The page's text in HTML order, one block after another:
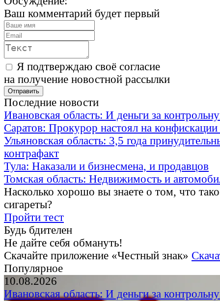
Ваш комментарий будет первый
Я подтверждаю своё согласие
на получение новостной рассылки
Последние новости
Ивановская область: И деньги за
Саратов: Прокурор настоял на
Ульяновская область: 3,5 года
контрафакт
Тула: Наказали и бизнесмена, и продавцов
Томская область: Недвижимость и
Насколько хорошо вы знаете о том, что
сигареты?
Пройти тест
Будь бдителен
Не дайте себя обмануть!
Скачайте приложение «Честный знак»
Популярное
10.08.2026
Ивановская область: И деньги за